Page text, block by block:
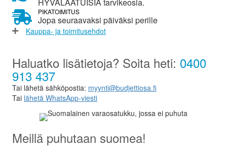
PIKATOIMITUS
Jopa seuraavaksi päiväksi perille
Kauppa- ja toimitusehdot
Haluatko lisätietoja? Soita heti: 0400
913 437
Tai lähetä sähköpostia: myynti@budjettiosa.fi
Tai lähetä WhatsApp-viesti
Meillä puhutaan suomea!